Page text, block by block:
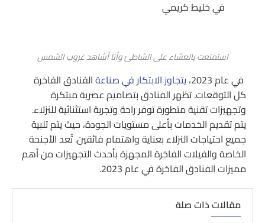
في خليط كريمي
استمتعت بالعشاء على الشاطئ وأنا أشاهد غروب الشمس
في عام 2023، يتجاوز الابتكار في صناعةالفنادق الفاخرة
كل التوقعات. تظهر الفنادق بتصاميم عصرية مبتكرة
وتجهيزات تقنية متطورة توفر راحة وتجربة استثنائية للنزلاء.
يتم تقديم الخدمات بأعلى مستويات الجودة، حيث يتم تلبية
جميع احتياجات النزلاء بعناية واهتمام فائقين. تُعد الأجنحة
الخاصة والفيلات الفاخرة المجهزة بأحدث التجهيزات من أهم
مميزات الفنادق الفاخرة في عام 2023.
مقالات ذات صلة